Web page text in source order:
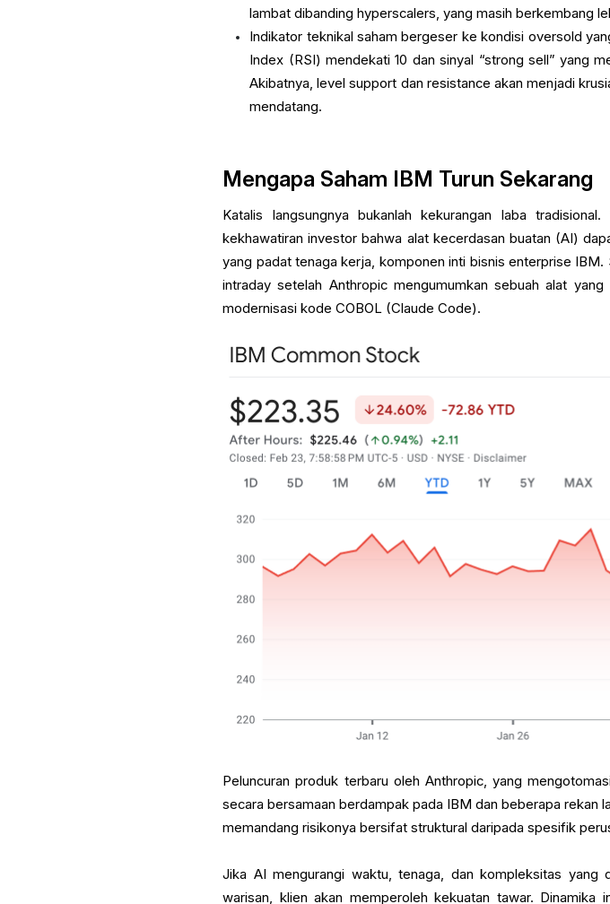
lambat dibanding hyperscalers, yang masih berkembang
Indikator teknikal saham bergeser ke kondisi oversold
Index (RSI) mendekati 10 dan sinyal “strong sell” yang
Akibatnya, level support dan resistance akan menjadi
mendatang.
Mengapa Saham IBM Turun Sekarang
Katalis langsungnya bukanlah kekurangan laba
kekhawatiran investor bahwa alat kecerdasan buatan (AI)
yang padat tenaga kerja, komponen inti bisnis enterprise IBM.
intraday setelah Anthropic mengumumkan sebuah alat
modernisasi kode COBOL (Claude Code).
Peluncuran produk terbaru oleh Anthropic, yang
secara bersamaan berdampak pada IBM dan beberapa rekan
memandang risikonya bersifat struktural daripada spesifik
Jika AI mengurangi waktu, tenaga, dan kompleksitas yang
warisan, klien akan memperoleh kekuatan tawar. Dinamika